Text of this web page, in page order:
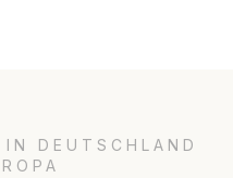
DEUTSCHLAND